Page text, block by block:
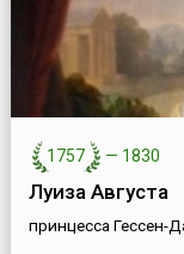
1757 — 1830
Луиза Августа
принцесса Гессен-